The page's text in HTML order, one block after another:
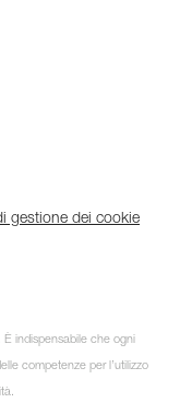
gestione dei cookie
indispensabile che ogni
competenze per l’utilizzo